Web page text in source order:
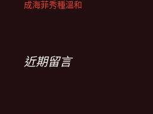
成海菲秀種溫和
近期留言